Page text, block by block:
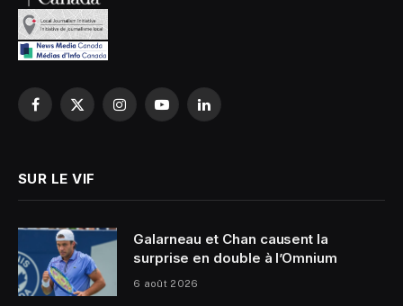
Facebook
X
InstagramYouTubeLinkedIn
SUR LE VIF
Galarneau et Chan causent la
surprise en double à l’Omnium
6 août 2026